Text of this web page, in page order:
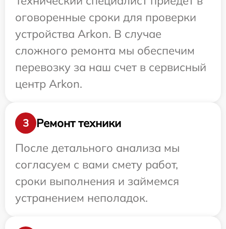
оговоренные сроки для проверки
устройства Arkon. В случае
сложного ремонта мы обеспечим
перевозку за наш счет в сервисный
центр Arkon.
3
Ремонт техники
После детального анализа мы
согласуем с вами смету работ,
сроки выполнения и займемся
устранением неполадок.